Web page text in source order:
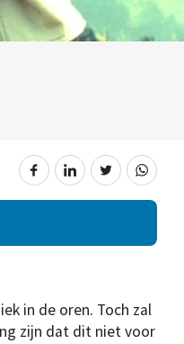
in de oren. Toch zal
zijn dat dit niet voor